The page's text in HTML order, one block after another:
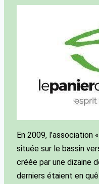
En 2009, l’association
située sur le bassin
créée par une dizaine
derniers étaient en